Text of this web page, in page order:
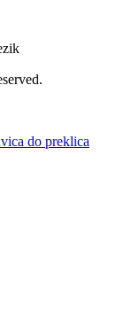
do preklica